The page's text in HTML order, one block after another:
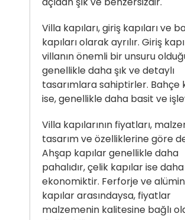
Villa kapıları, giriş kapıları ve
kapıları olarak ayrılır. Giriş
villanın önemli bir unsuru
genellikle daha şık ve detaylı
tasarımlara sahiptirler. Bahçe
ise, genellikle daha basit ve
Villa kapılarının fiyatları,
tasarım ve özelliklerine göre
Ahşap kapılar genellikle daha
pahalıdır, çelik kapılar ise daha
ekonomiktir. Ferforje ve
kapılar arasındaysa, fiyatlar
malzemenin kalitesine bağlı